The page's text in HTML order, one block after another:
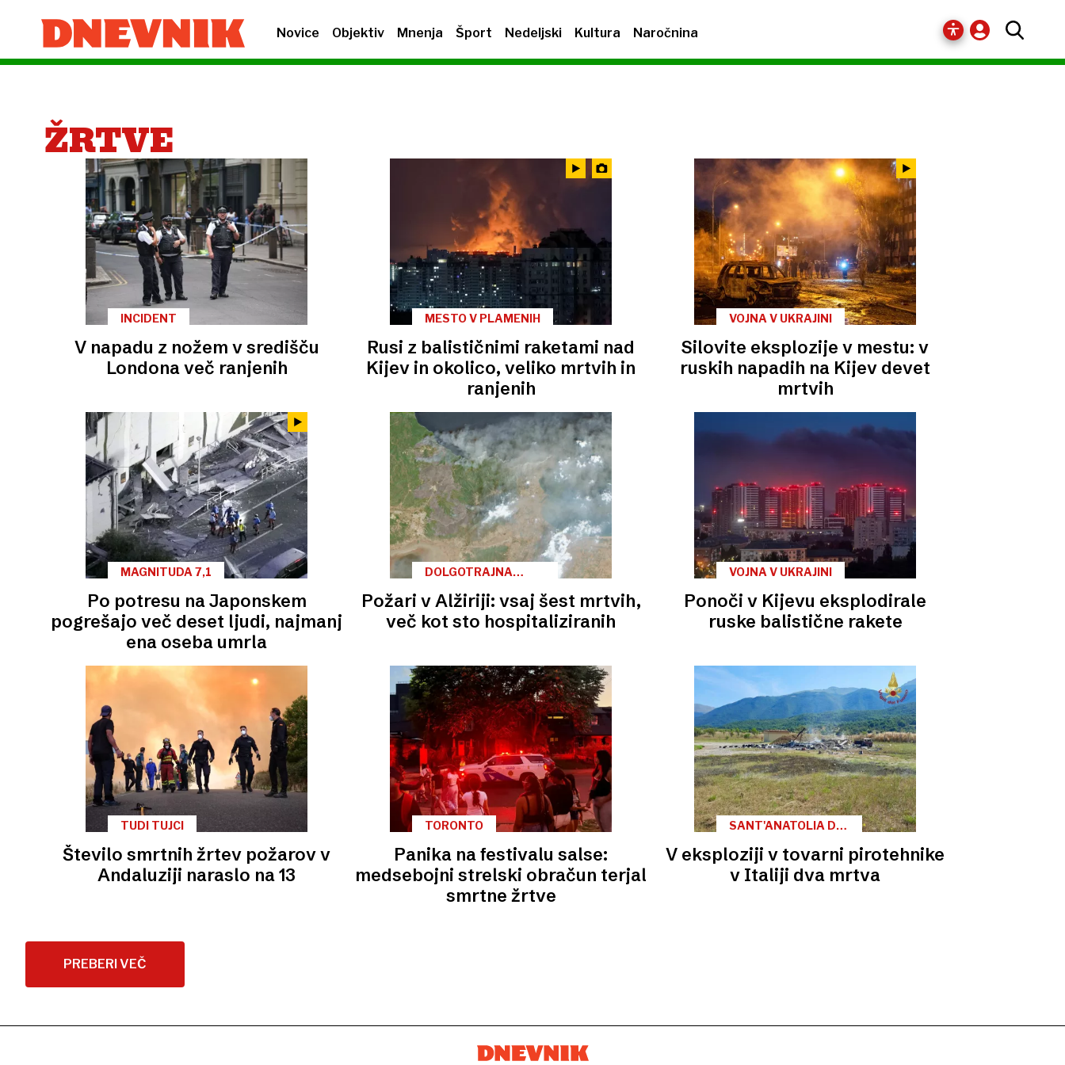
Novice Objektiv Mnenja Šport Nedeljski Kultura Naročnina
ŽRTVE
INCIDENT
V napadu z nožem v središču
Londona več ranjenih
MESTO V PLAMENIH
Rusi z balističnimi raketami nad
Kijev in okolico, veliko mrtvih in
ranjenih
VOJNA V UKRAJINI
Silovite eksplozije v mestu: v
ruskih napadih na Kijev devet
mrtvih
MAGNITUDA 7,1
Po potresu na Japonskem
pogrešajo več deset ljudi, najmanj
ena oseba umrla
DOLGOTRAJNA
Požari v Alžiriji: vsaj šest mrtvih,
več kot sto hospitaliziranih
VOJNA V UKRAJINI
Ponoči v Kijevu eksplodirale
ruske balistične rakete
TUDI TUJCI
Število smrtnih žrtev požarov v
Andaluziji naraslo na 13
TORONTO
Panika na festivalu salse:
medsebojni strelski obračun terjal
smrtne žrtve
SANT'ANATOLIA DI
V eksploziji v tovarni pirotehnike
v Italiji dva mrtva
PREBERI VEČ